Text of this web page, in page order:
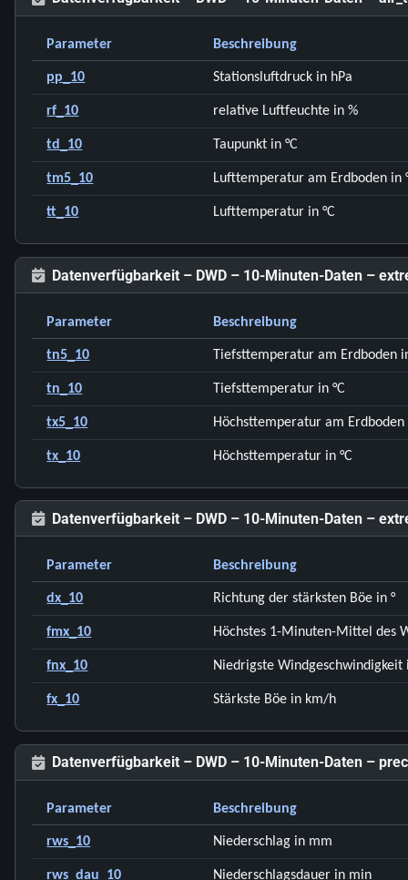
Parameter Beschreibung
pp_10 Stationsluftdruck in hPa
rf_10 relative Luftfeuchte in %
td_10 Taupunkt in °C
tm5_10 Lufttemperatur am Erdboden in
tt_10 Lufttemperatur in °C
Datenverfügbarkeit – DWD – 10-Minuten-Daten –
Parameter Beschreibung
tn5_10 Tiefsttemperatur am Erdboden
tn_10 Tiefsttemperatur in °C
tx5_10 Höchsttemperatur am Erdboden
tx_10 Höchsttemperatur in °C
Datenverfügbarkeit – DWD – 10-Minuten-Daten –
Parameter Beschreibung
dx_10 Richtung der stärksten Böe in °
fmx_10 Höchstes 1-Minuten-Mittel des
fnx_10 Niedrigste Windgeschwindigkeit
fx_10 Stärkste Böe in km/h
Datenverfügbarkeit – DWD – 10-Minuten-Daten –
Parameter Beschreibung
rws_10 Niederschlag in mm
rws_dau_10 Niederschlagsdauer in min